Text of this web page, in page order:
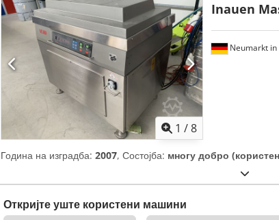
1 /8
Neumarkt in
Inauen
Година на изградба: 2007, Состојба: многу добро
Откријте уште користени машини